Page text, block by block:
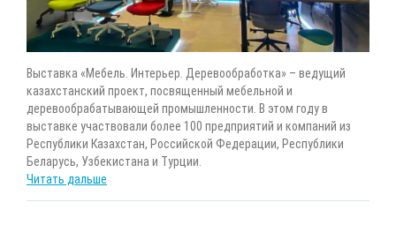
Выставка «Мебель. Интерьер. Деревообработка» – ведущий
казахстанский проект, посвященный мебельной и
деревообрабатывающей промышленности. В этом году в
выставке участвовали более 100 предприятий и компаний из
Республики Казахстан, Российской Федерации, Республики
Беларусь, Узбекистана и Турции.
Читать дальше